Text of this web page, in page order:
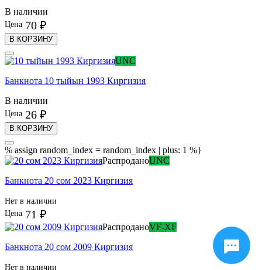
В наличии
Цена 70 ₽
В КОРЗИНУ
UNC
Банкнота 10 тыйын 1993 Киргизия
В наличии
Цена 26 ₽
В КОРЗИНУ
% assign random_index = random_index | plus: 1 %}
РаспроданоUNC
Банкнота 20 сом 2023 Киргизия
Нет в наличии
Цена 71 ₽
РаспроданоVF-XF
Банкнота 20 сом 2009 Киргизия
Нет в наличии